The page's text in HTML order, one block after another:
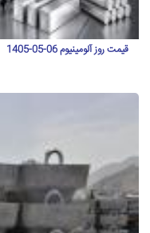
قیمت روز آلومینیوم 06-05-1405